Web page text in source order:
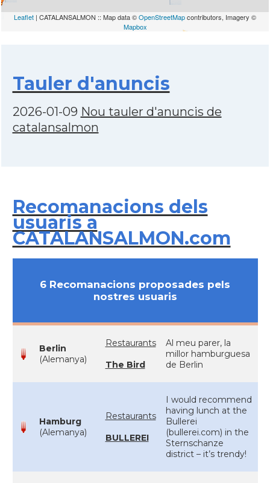
Leaflet | CATALANSALMON :: Map data ©OpenStreetMapcontributors, Imagery ©
Mapbox
Tauler d'anuncis
2026-01-09 Nou tauler d'anuncis de
catalansalmon
Recomanacions dels
usuaris a
CATALANSALMON.com
6 Recomanacions proposades pels
nostres usuaris
Berlin
(Alemanya)
Restaurants
The Bird
Al meu parer, la
millor hamburguesa
de Berlin
Hamburg
(Alemanya)
Restaurants
BULLEREI
I would recommend
having lunch at the
Bullerei
(bullerei.com) in the
Sternschanze
district – it’s trendy!